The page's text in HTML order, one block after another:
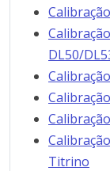
DL50/
Titrino